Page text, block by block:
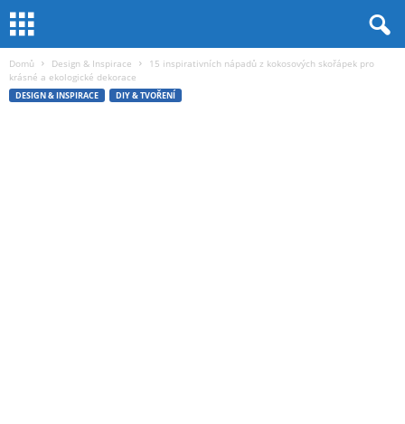
Domů Design & Inspirace
15 inspirativních nápadů z kokosových skořápek pro
krásné a ekologické dekorace
DESIGN & INSPIRACE DIY & TVOŘENÍ